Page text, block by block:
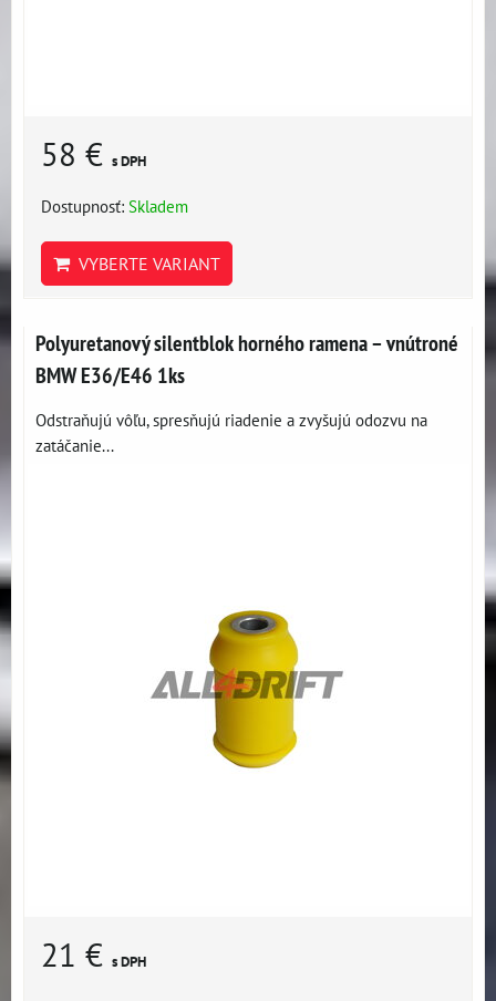
58 € s DPH
Dostupnosť: Skladem
VYBERTE VARIANT
Polyuretanový silentblok horného ramena – vnútroné
BMW E36/E46 1ks
Odstraňujú vôľu, spresňujú riadenie a zvyšujú odozvu na
zatáčanie...
21 € s DPH